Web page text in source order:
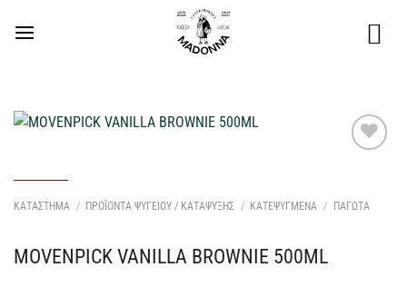
στο
Επιθυμιών
ΚΑΤΑΣΤΗΜΑ / ΠΡΟΪΟΝΤΑ ΨΥΓΕΙΟΥ / ΚΑΤΑΨΥΞΗΣ / ΚΑΤΕΨΥΓΜΕΝΑ / ΠΑΓΩΤΑ
MOVENPICK VANILLA BROWNIE 500ML